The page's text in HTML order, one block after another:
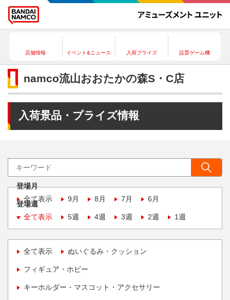
店舗情報 イベント&ニュース 入荷プライズ 設置ゲーム機
namco流山おおたかの森S・C店
入荷景品・プライズ情報
登場月
全て表示
9月 8月 7月 6月
登場週
全て表示
5週 4週 3週 2週 1週
全て表示 ぬいぐるみ・クッション
フィギュア・ホビー
キーホルダー・マスコット・アクセサリー